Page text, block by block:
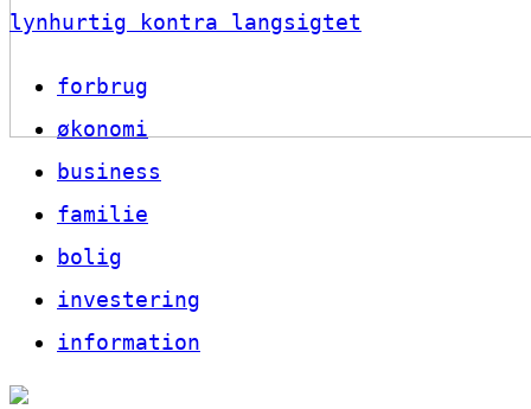
lynhurtig kontra langsigtet
forbrug
økonomi
business
familie
bolig
investering
information